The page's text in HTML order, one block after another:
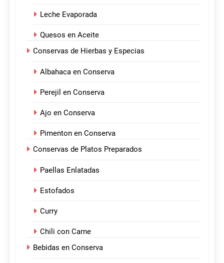
Leche Evaporada
Quesos en Aceite
Conservas de Hierbas y Especias
Albahaca en Conserva
Perejil en Conserva
Ajo en Conserva
Pimenton en Conserva
Conservas de Platos Preparados
Paellas Enlatadas
Estofados
Curry
Chili con Carne
Bebidas en Conserva